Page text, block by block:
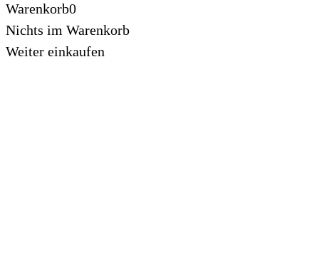
Warenkorb0
Nichts im Warenkorb
Weiter einkaufen